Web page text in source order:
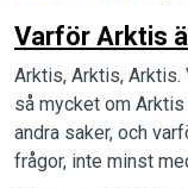
Varför Arktis
Arktis, Arktis, Arktis.
så mycket om
andra saker, och
frågor, inte minst